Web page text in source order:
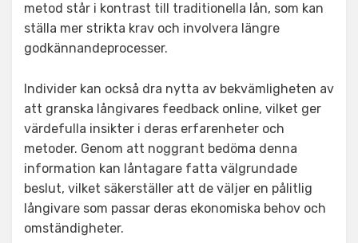
metod står i kontrast till traditionella lån, som kan
ställa mer strikta krav och involvera längre
godkännandeprocesser.
Individer kan också dra nytta av bekvämligheten av
att granska långivares feedback online, vilket ger
värdefulla insikter i deras erfarenheter och
metoder. Genom att noggrant bedöma denna
information kan låntagare fatta välgrundade
beslut, vilket säkerställer att de väljer en pålitlig
långivare som passar deras ekonomiska behov och
omständigheter.